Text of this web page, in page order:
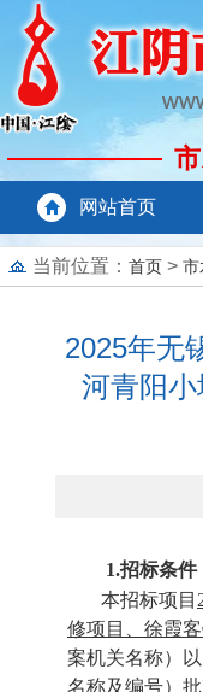
网站首页
当前位置： 首页 > 市
2025年无
河青阳
1.招标条件
本招标项目
修项目、徐霞
案机关名称）以
名称及编号）